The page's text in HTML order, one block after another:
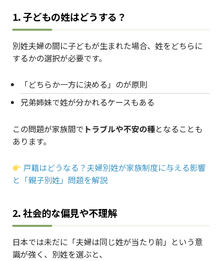
1. 子どもの姓はどうする？
別姓夫婦の間に子どもが生まれた場合、姓をどちらに
するかの選択が必要です。
「どちらか一方に決める」のが原則
兄弟姉妹で姓が分かれるケースもある
この問題が家族間で トラブルや不安の種となることも
あります。
戸籍はどうなる？夫婦別姓が家族制度に与える影響
と「親子別姓」問題を解説
2. 社会的な偏見や不理解
日本では未だに「夫婦は同じ姓が当たり前」という意
識が強く、別姓を選ぶと、